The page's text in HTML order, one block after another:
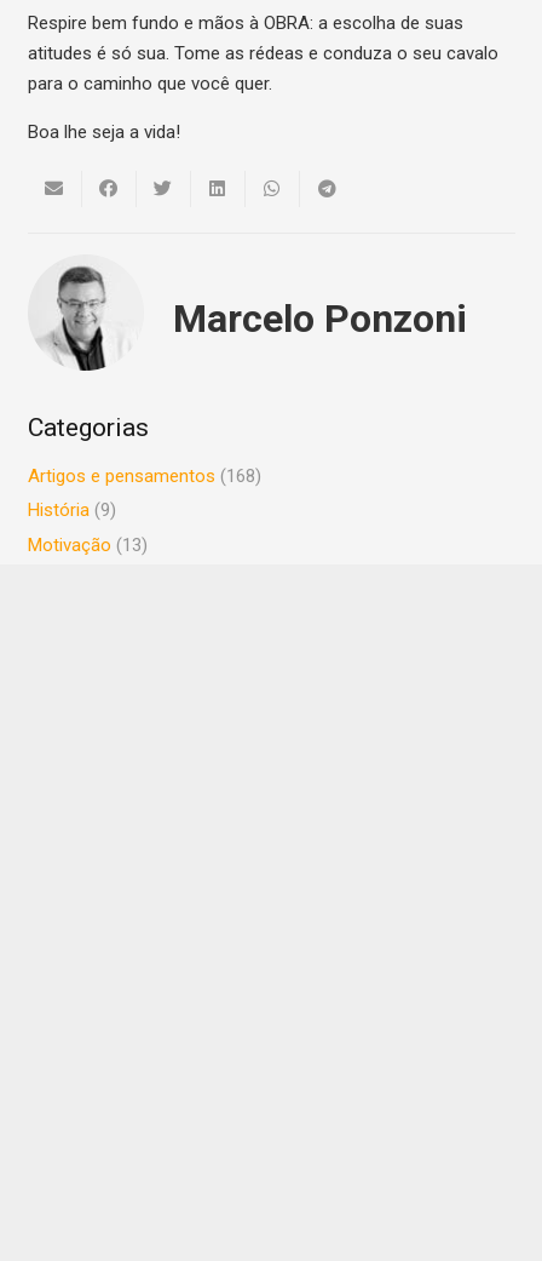
Respire bem fundo e mãos à OBRA: a escolha de suas
atitudes é só sua. Tome as rédeas e conduza o seu cavalo
para o caminho que você quer.
Boa lhe seja a vida!
Marcelo Ponzoni
Categorias
Artigos e pensamentos (168)
História(9)
Motivação (13)